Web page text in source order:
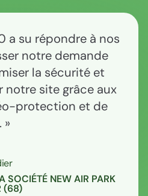
a su répondre à nos
notre demande
la sécurité et
notre site grâce aux
protection et de
SOCIÉTÉ NEW AIR PARK
(68)